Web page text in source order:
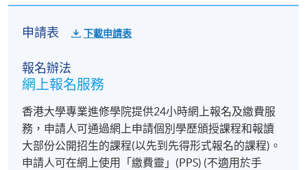
申請表 下載申請表
報名辦法
網上報名服務
香港大學專業進修學院提供24小時網上報名及繳費服
務，申請人可通過網上申請個別學歷頒授課程和報讀
大部份公開招生的課程(以先到先得形式報名的課程)。
申請人可在網上使用「繳費靈」(PPS) (不適用於手